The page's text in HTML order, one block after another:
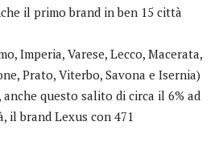
il primo brand in ben 15 città
Imperia, Varese, Lecco, Macerata,
Prato, Viterbo, Savona e Isernia)
questo salito di circa il 6% ad
il brand Lexus con 471